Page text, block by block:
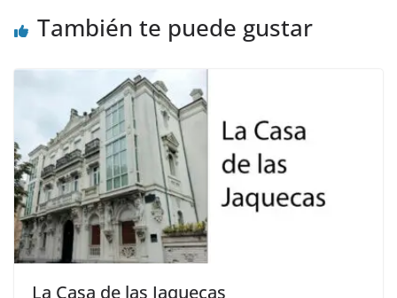
k r
También te puede gustar
La Casa de las Jaquecas